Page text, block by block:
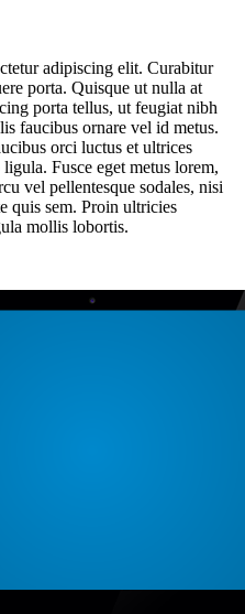
adipiscing elit. Curabitur
porta. Quisque ut nulla at
porta tellus, ut feugiat nibh
faucibus ornare vel id metus.
orci luctus et ultrices
Fusce eget metus lorem,
vel pellentesque sodales, nisi
quis sem. Proin ultricies
mollis lobortis.